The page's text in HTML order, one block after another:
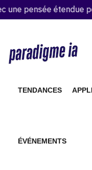
pensée étendue
TENDANCES
ÉVÉNEMENTS